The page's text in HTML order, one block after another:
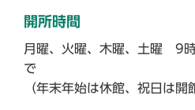
開所時間
月曜、火曜、木曜、土曜 9
で
（年末年始は休館、祝日は開